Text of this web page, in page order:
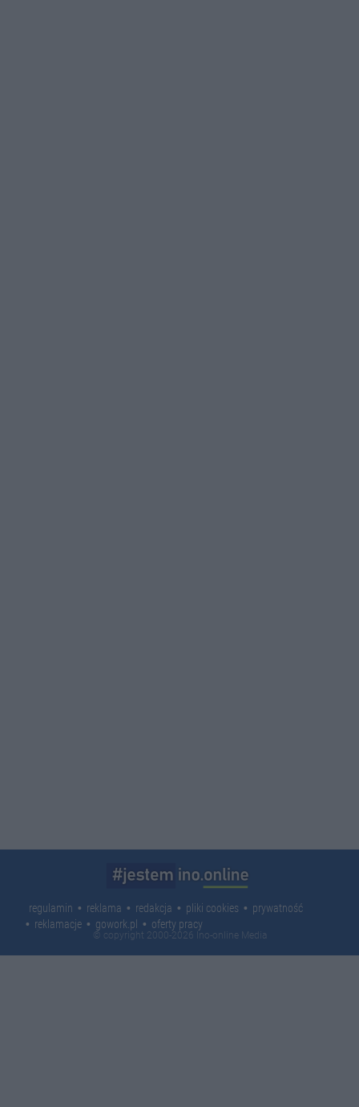
regulamin reklama redakcja pliki cookies
prywatność
reklamacje
gowork.pl oferty pracy
© copyright 2000-2026 Ino-online Media